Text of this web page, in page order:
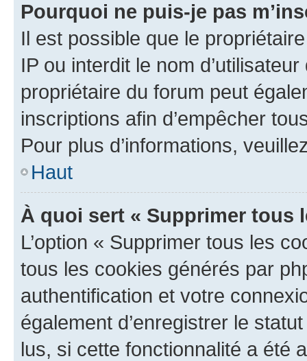
Pourquoi ne puis-je pas
Il est possible que le
IP ou interdit le nom
propriétaire du forum peut
inscriptions afin d’empêcher
Pour plus d’informations,
Haut
À quoi sert « Supprimer tous
L’option « Supprimer tous les
tous les cookies générés par
authentification et votre
également d’enregistrer le
lus, si cette fonctionnalité a été